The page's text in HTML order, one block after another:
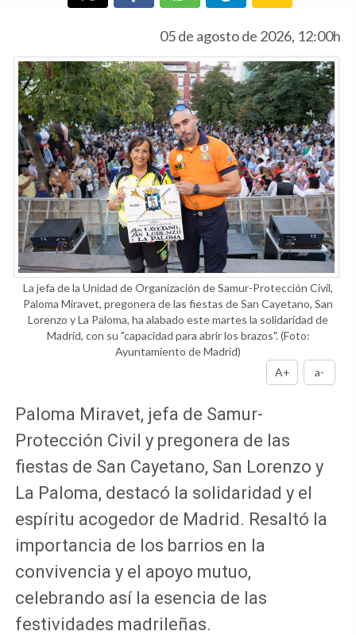
05 de agosto de 2026, 12:00h
La jefa de la Unidad de Organización de Samur-Protección Civil,
Paloma Miravet, pregonera de las fiestas de San Cayetano, San
Lorenzo y La Paloma, ha alabado este martes la solidaridad de
Madrid, con su "capacidad para abrir los brazos".(Foto:
Ayuntamiento de Madrid)
A+
a-
Paloma Miravet, jefa de Samur-
Protección Civil y pregonera de las
fiestas de San Cayetano, San Lorenzo y
La Paloma, destacó la solidaridad y el
espíritu acogedor de Madrid. Resaltó la
importancia de los barrios en la
convivencia y el apoyo mutuo,
celebrando así la esencia de las
festividades madrileñas.